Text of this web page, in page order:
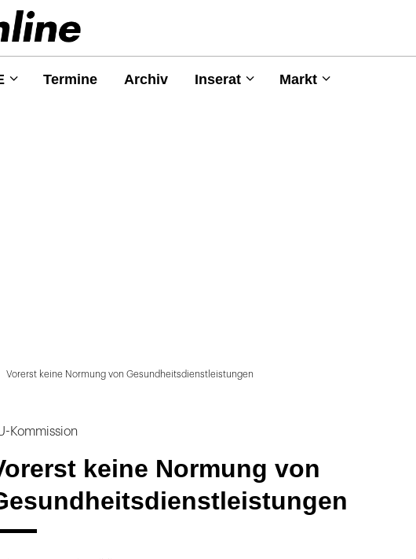
Termine Archiv Inserat Markt
Vorerst keine Normung von Gesundheitsdienstleistungen
Kommission
keine Normung von